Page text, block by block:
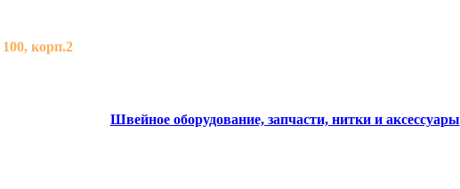
100, корп.2
Швейное оборудование, запчасти, нитки и аксессуары